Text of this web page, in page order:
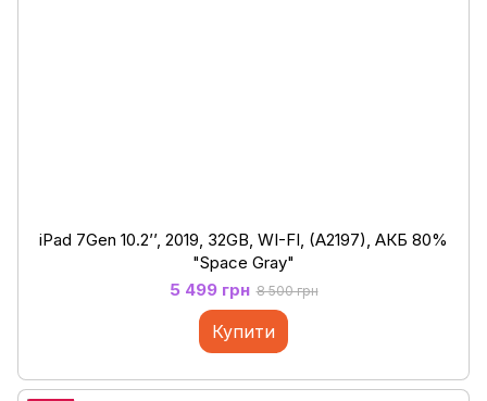
iPad 7Gen 10.2’’, 2019, 32GB, WI-FI, (A2197), АКБ 80%
"Space Gray"
5 499 грн 8 500 грн
Купити